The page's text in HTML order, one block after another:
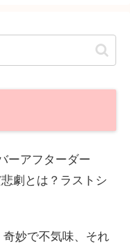
ーアフターダー
劇とは？ラストシ
妙で不気味、それ